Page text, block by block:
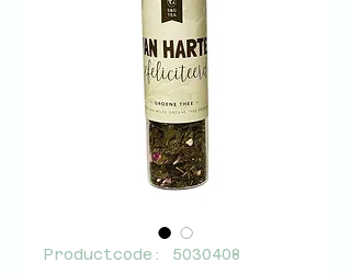
Productcode: 5030408